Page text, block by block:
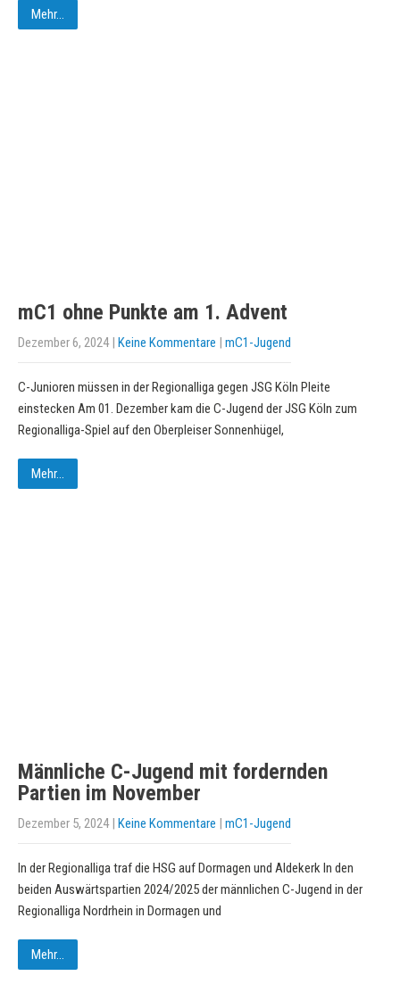
Mehr...
mC1 ohne Punkte am 1. Advent
Dezember 6, 2024| Keine Kommentare | mC1-Jugend
C-Junioren müssen in der Regionalliga gegen JSG Köln Pleite
einstecken Am 01. Dezember kam die C-Jugend der JSG Köln zum
Regionalliga-Spiel auf den Oberpleiser Sonnenhügel,
Mehr...
Männliche C-Jugend mit fordernden
Partien im November
Dezember 5, 2024| Keine Kommentare | mC1-Jugend
In der Regionalliga traf die HSG auf Dormagen und Aldekerk In den
beiden Auswärtspartien 2024/2025 der männlichen C-Jugend in der
Regionalliga Nordrhein in Dormagen und
Mehr...